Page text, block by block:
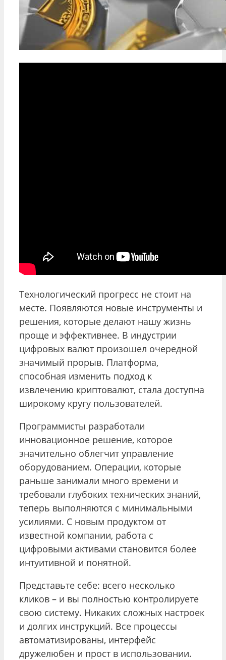
Технологический прогресс не стоит на
месте. Появляются новые инструменты и
решения, которые делают нашу жизнь
проще и эффективнее. В индустрии
цифровых валют произошел очередной
значимый прорыв. Платформа,
способная изменить подход к
извлечению криптовалют, стала доступна
широкому кругу пользователей.
Программисты разработали
инновационное решение, которое
значительно облегчит управление
оборудованием. Операции, которые
раньше занимали много времени и
требовали глубоких технических знаний,
теперь выполняются с минимальными
усилиями. С новым продуктом от
известной компании, работа с
цифровыми активами становится более
интуитивной и понятной.
Представьте себе: всего несколько
кликов – и вы полностью контролируете
свою систему. Никаких сложных настроек
и долгих инструкций. Все процессы
автоматизированы, интерфейс
дружелюбен и прост в использовании.